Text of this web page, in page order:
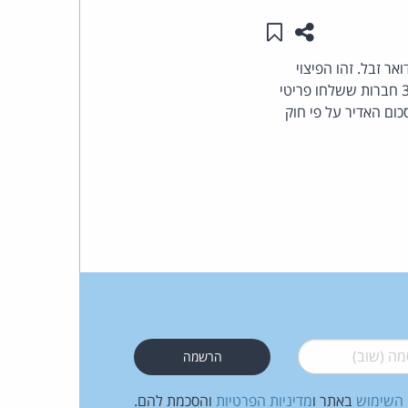
שתפו עמוד זה
שמור ב"תכנים שלי"
זבל. זהו הפיצוי
הגבוהה ביותר שנפסק אי פעם כנגד שולחי דואר זבל. רוברט קרמר הגיש ב- 2003 תביעה כנגד 300 חברות ששלחו פריטי
לקרמר את הסכום האדיר על פי חוק
(שוב)*
השימוש באתר ומדיניות הפרטיות והסכמת להם.